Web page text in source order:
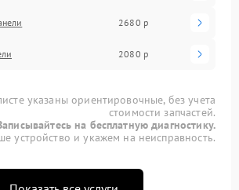
2680 р
2080 р
указаны ориентировочные, без учета
стоимости запчастей.
на бесплатную диагностику.
устройство и укажем на неисправность.